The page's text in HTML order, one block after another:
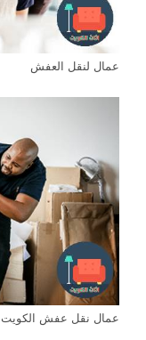
عمال لنقل العفش
عمال نقل عفش الكويت